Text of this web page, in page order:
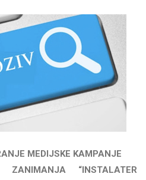
MEDIJSKE KAMPANJE
“INSTALATER